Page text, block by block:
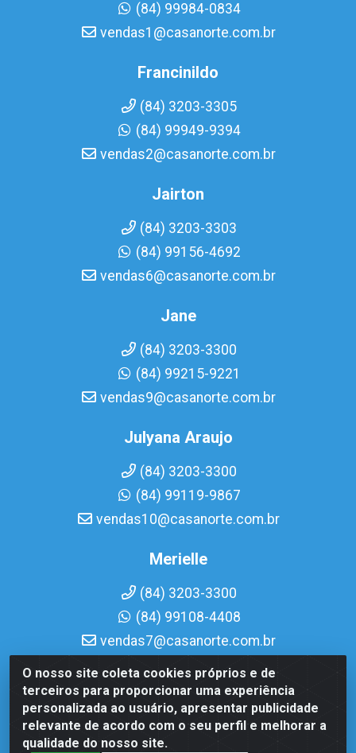
O nosso site coleta cookies próprios e de
terceiros para proporcionar uma experiência
personalizada ao usuário, apresentar publicidade
relevante de acordo com o seu perfil e melhorar a
qualidade do nosso site.
(84) 99984-0834
vendas1@casanorte.com.br
Francinildo
(84) 3203-3305
(84) 99949-9394
vendas2@casanorte.com.br
Jairton
(84) 3203-3303
(84) 99156-4692
vendas6@casanorte.com.br
Jane
(84) 3203-3300
(84) 99215-9221
vendas9@casanorte.com.br
Julyana Araujo
(84) 3203-3300
(84) 99119-9867
vendas10@casanorte.com.br
Merielle
(84) 3203-3300
(84) 99108-4408
vendas7@casanorte.com.br
Casa Norte LTDA - Av. Interventor Mário Câmara, 1815 -
Dix-Sept Rosado, Natal/RN - CEP 59054-600 - CNPJ
08.713.513/0001-51